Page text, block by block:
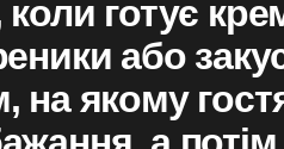
готує
або
на якому